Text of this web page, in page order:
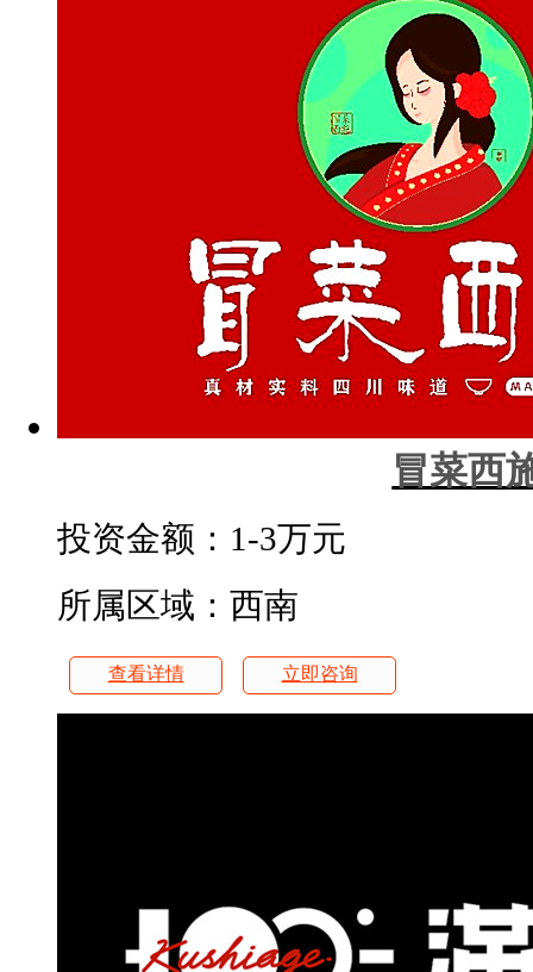
冒菜西
投资金额： 1-3万元
所属区域：西南
查看详情 立即咨询